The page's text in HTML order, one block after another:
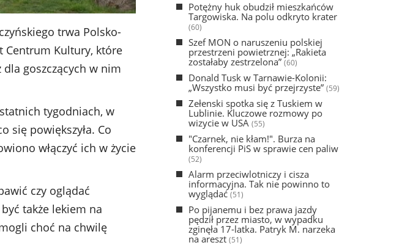
trwa Polsko-
Centrum Kultury, które
goszczących w nim
tygodniach, w
się powiększyła. Co
włączyć ich w życie
czy oglądać
także lekiem na
choć na chwilę
Potężny huk obudził mieszkańców
Targowiska. Na polu odkryto krater
(60)
Szef MON o naruszeniu polskiej
przestrzeni powietrznej: „Rakieta
zostałaby zestrzelona” (60)
Donald Tusk w Tarnawie-Kolonii:
„Wszystko musi być przejrzyste” (59)
Zełenski spotka się z Tuskiem w
Lublinie. Kluczowe rozmowy po
wizycie w USA (55)
"Czarnek, nie kłam!". Burza na
konferencji PiS w sprawie cen paliw
(52)
Alarm przeciwlotniczy i cisza
informacyjna. Tak nie powinno to
wyglądać(51)
Po pijanemu i bez prawa jazdy
pędził przez miasto, w wypadku
zginęła 17-latka. Patryk M. narzeka
na areszt (51)